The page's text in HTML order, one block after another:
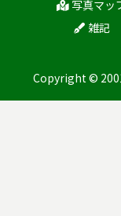
写真マッ
雑記
Copyright ©